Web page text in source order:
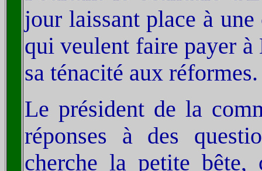
jour laissant place à
qui veulent faire payer à
sa ténacité aux réformes.
Le président de la
réponses à des
cherche la petite